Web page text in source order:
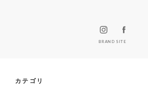
BRAND SITE
カテゴリ